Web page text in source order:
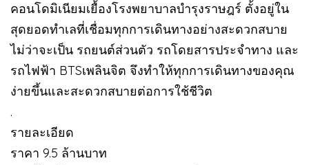
คอนโดมิเนียมเยื้องโรงพยาบาลบำรุงราษฎร์ ตั้งอยู่ใน
สุดยอดทำเลที่เชื่อมทุกการเดินทางอย่างสะดวกสบาย
ไม่ว่าจะเป็น รถยนต์ส่วนตัว รถโดยสารประจำทาง และ
รถไฟฟ้า BTSเพลินจิต จึงทำให้ทุกการเดินทางของคุณ
ง่ายขึ้นและสะดวกสบายต่อการใช้ชีวิต
.
รายละเอียด
ราคา 9.5 ล้านบาท